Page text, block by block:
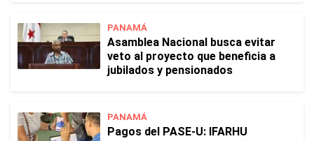
PANAMÁ
Asamblea Nacional busca evitar
veto al proyecto que beneficia a
jubilados y pensionados
PANAMÁ
Pagos del PASE-U: IFARHU